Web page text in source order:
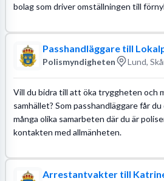
bolag som driver omställningen till
Passhandläggare till
Polismyndigheten Lund,
Vill du bidra till att öka tryggheten och
samhället? Som passhandläggare får
många olika samarbeten där du är
kontakten med allmänheten.
Arrestantvakter till